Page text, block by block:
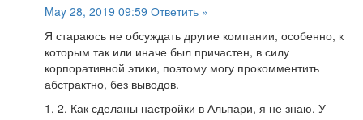
May 28, 2019 09:59 Ответить »
Я стараюсь не обсуждать другие компании, особенно, к
которым так или иначе был причастен, в силу
корпоративной этики, поэтому могу прокомментить
абстрактно, без выводов.
1, 2. Как сделаны настройки в Альпари, я не знаю. У